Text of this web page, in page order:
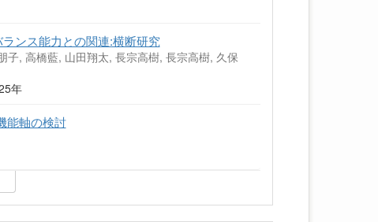
ンス能力との関連:横断研究
, 高橋藍, 山田翔太, 長宗高樹, 長宗高樹, 久保
年
能軸の検討